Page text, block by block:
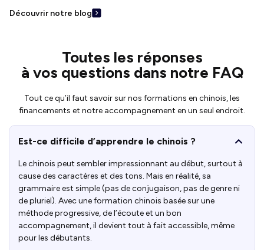
Découvrir notre blog
Toutes les réponses
à vos questions dans notre FAQ
Tout ce qu’il faut savoir sur nos formations en chinois, les
financements et notre accompagnement en un seul endroit.
Est-ce difficile d’apprendre le chinois ?
Le chinois peut sembler impressionnant au début, surtout à
cause des caractères et des tons. Mais en réalité, sa
grammaire est simple (pas de conjugaison, pas de genre ni
de pluriel). Avec une formation chinois basée sur une
méthode progressive, de l’écoute et un bon
accompagnement, il devient tout à fait accessible, même
pour les débutants.